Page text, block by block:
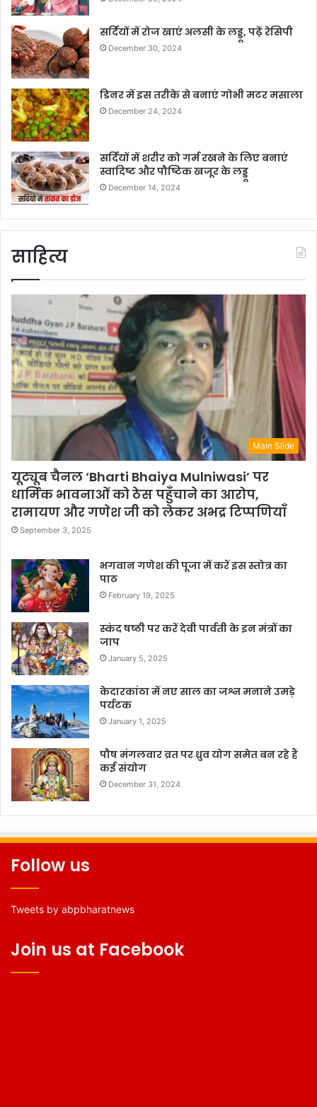
सर्दियों में रोज खाएं अलसी के लड्डू, पढ़ें रेसिपी
December 30, 2024
डिनर में इस तरीके से बनाएं गोभी मटर मसाला
December 24, 2024
सर्दियों में शरीर को गर्म रखने के लिए बनाएं
स्वादिष्ट और पौष्टिक खजूर के लड्डू
December 14, 2024
साहित्य
Main Slide
यूट्यूब चैनल ‘Bharti Bhaiya Mulniwasi’ पर
धार्मिक भावनाओं को ठेस पहुँचाने का आरोप,
रामायण और गणेश जी को लेकर अभद्र टिप्पणियाँ
September 3, 2025
भगवान गणेश की पूजा में करें इस स्तोत्र का
पाठ
February 19, 2025
स्कंद षष्ठी पर करें देवी पार्वती के इन मंत्रों का
जाप
January 5, 2025
केदारकांठा में नए साल का जश्न मनाने उमड़े
पर्यटक
January 1, 2025
पौष मंगलवार व्रत पर ध्रुव योग समेत बन रहे हैं
कई संयोग
December 31, 2024
Follow us
Tweets by abpbharatnews
Join us at Facebook